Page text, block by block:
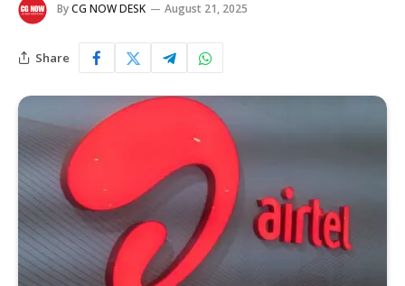
ByCG NOW DESK August 21, 2025
Share